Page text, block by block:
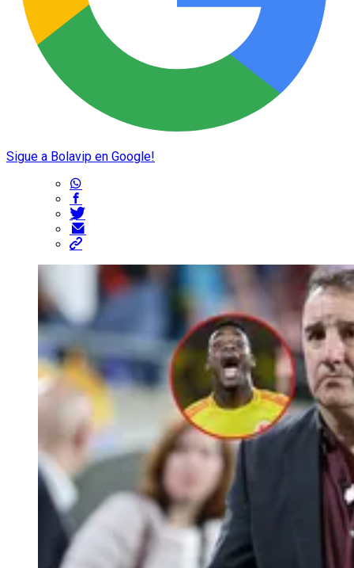
Sigue a Bolavip en Google!